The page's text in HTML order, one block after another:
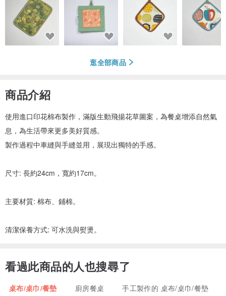
逛全部商品
商品介紹
使用進口印花棉布製作，滿版生動飛揚花草圖案，為餐桌增添自然氣
息，為生活帶來更多美好質感。
製作過程中車縫與手縫並用，展現出獨特的手感。
尺寸: 長約24cm，寬約17cm。
主要材質: 棉布、鋪棉。
清潔保養方式: 可水洗與熨燙。
看過此商品的人也搜尋了
桌布/桌巾/餐墊 廚房餐桌 手工製作的 桌布/桌巾/餐墊